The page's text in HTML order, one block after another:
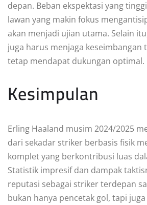
depan. Beban ekspektasi yang
lawan yang makin fokus
akan menjadi ujian utama. Selain
juga harus menjaga keseimbangan
tetap mendapat dukungan optimal.
Kesimpulan
Erling Haaland musim 2024/2025
dari sekadar striker berbasis fisik
komplet yang berkontribusi luas
Statistik impresif dan dampak
reputasi sebagai striker terdepan
bukan hanya pencetak gol, tapi